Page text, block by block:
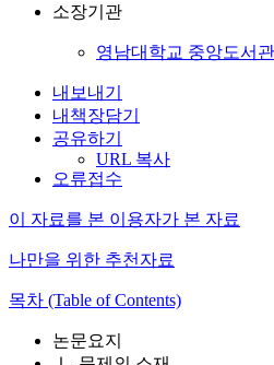
소장기관
영남대학교 중앙도서관
내보내기
내책장담기
공유하기
URL 복사
오류접수
이 자료를 본 이용자가 본 자료
나만을 위한 추천자료
목차 (Table of Contents)
논문요지